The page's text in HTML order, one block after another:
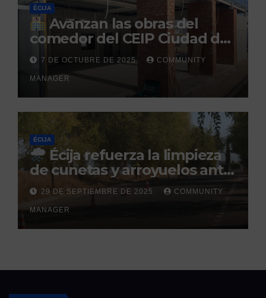
ÉCIJA
Avanzan las obras del
comedor del CEIP Ciudad del
Sol: su finalización está
prevista para finales de 2025
7 DE OCTUBRE DE 2025 COMMUNITY
MANAGER
ÉCIJA
Écija refuerza la limpieza
de cunetas y arroyuelos ante
la llegada de las lluvias
otoñales
29 DE SEPTIEMBRE DE 2025 COMMUNITY
MANAGER